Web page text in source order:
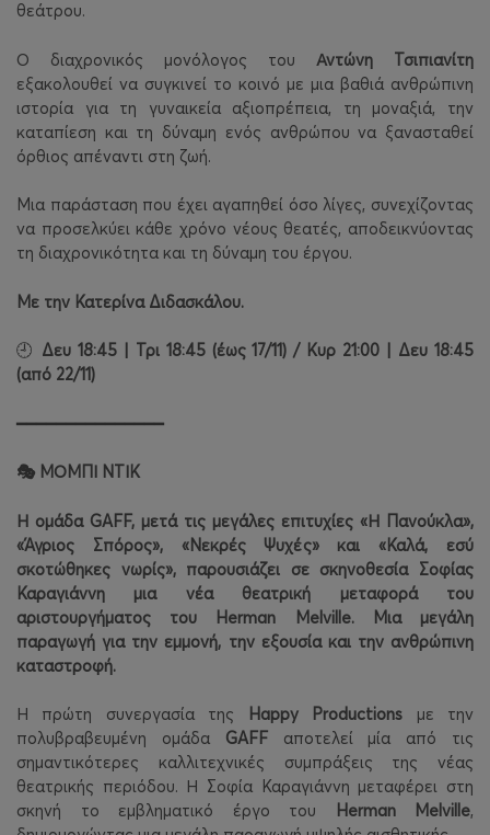
θεάτρου.
Ο διαχρονικός μονόλογος του Αντώνη Τσιπιανίτη
εξακολουθεί να συγκινεί το κοινό με μια βαθιά ανθρώπινη
ιστορία για τη γυναικεία αξιοπρέπεια, τη μοναξιά, την
καταπίεση και τη δύναμη ενός ανθρώπου να ξανασταθεί
όρθιος απέναντι στη ζωή.
Μια παράσταση που έχει αγαπηθεί όσο λίγες, συνεχίζοντας
να προσελκύει κάθε χρόνο νέους θεατές, αποδεικνύοντας
τη διαχρονικότητα και τη δύναμη του έργου.
Με την Κατερίνα Διδασκάλου.
🕘 Δευ 18:45 | Τρι 18:45 (έως 17/11) / Κυρ 21:00 | Δευ 18:45
(από 22/11)
━━━━━━━━━━━━━━━
🎭 ΜΟΜΠΙ ΝΤΙΚ
Η ομάδα GAFF, μετά τις μεγάλες επιτυχίες «Η Πανούκλα»,
«Άγριος Σπόρος», «Νεκρές Ψυχές» και «Καλά, εσύ
σκοτώθηκες νωρίς», παρουσιάζει σε σκηνοθεσία Σοφίας
Καραγιάννη μια νέα θεατρική μεταφορά του
αριστουργήματος του Herman Melville. Μια μεγάλη
παραγωγή για την εμμονή, την εξουσία και την ανθρώπινη
καταστροφή.
Η πρώτη συνεργασία της Happy Productions με την
πολυβραβευμένη ομάδα GAFFαποτελεί μία από τις
σημαντικότερες καλλιτεχνικές συμπράξεις της νέας
θεατρικής περιόδου. Η Σοφία Καραγιάννη μεταφέρει στη
σκηνή το εμβληματικό έργο του
Herman Melville,